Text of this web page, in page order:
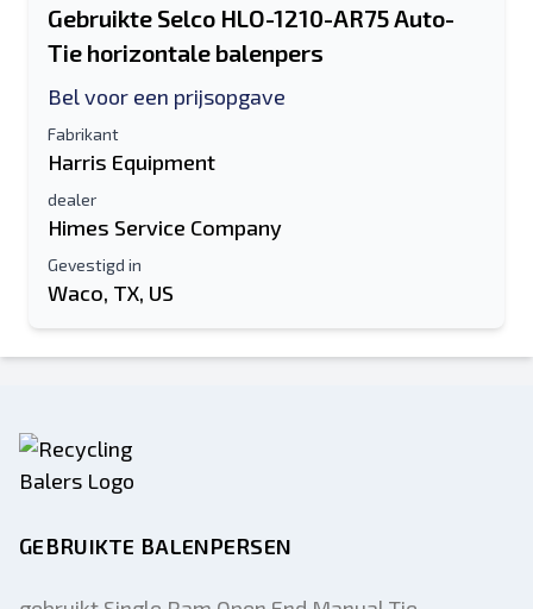
Gebruikte Selco HLO-1210-AR75 Auto-
Tie horizontale balenpers
Bel voor een prijsopgave
Fabrikant
Harris Equipment
dealer
Himes Service Company
Gevestigd in
Waco, TX, US
GEBRUIKTE BALENPERSEN